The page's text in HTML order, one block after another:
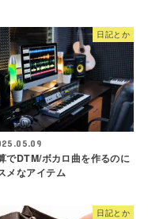
日記とか
でDTM/ボカロ曲を作るのに
メなアイテム
日記とか